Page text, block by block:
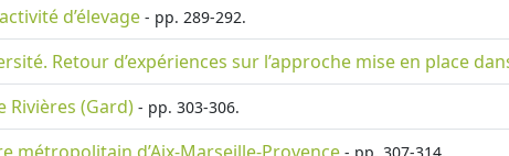
d’élevage - pp. 289-292.
Retour d’expériences sur l’approche mise en place
(Gard) - pp. 303-306.